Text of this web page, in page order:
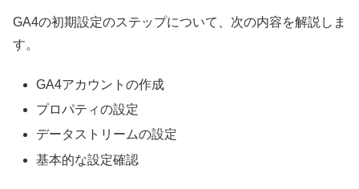
GA4の初期設定のステップについて、次の内容を解説しま
す。
GA4アカウントの作成
プロパティの設定
データストリームの設定
基本的な設定確認